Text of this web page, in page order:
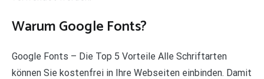
Warum Google Fonts?
Google Fonts – Die Top 5 Vorteile Alle Schriftarten
können Sie kostenfrei in Ihre Webseiten einbinden. Damit